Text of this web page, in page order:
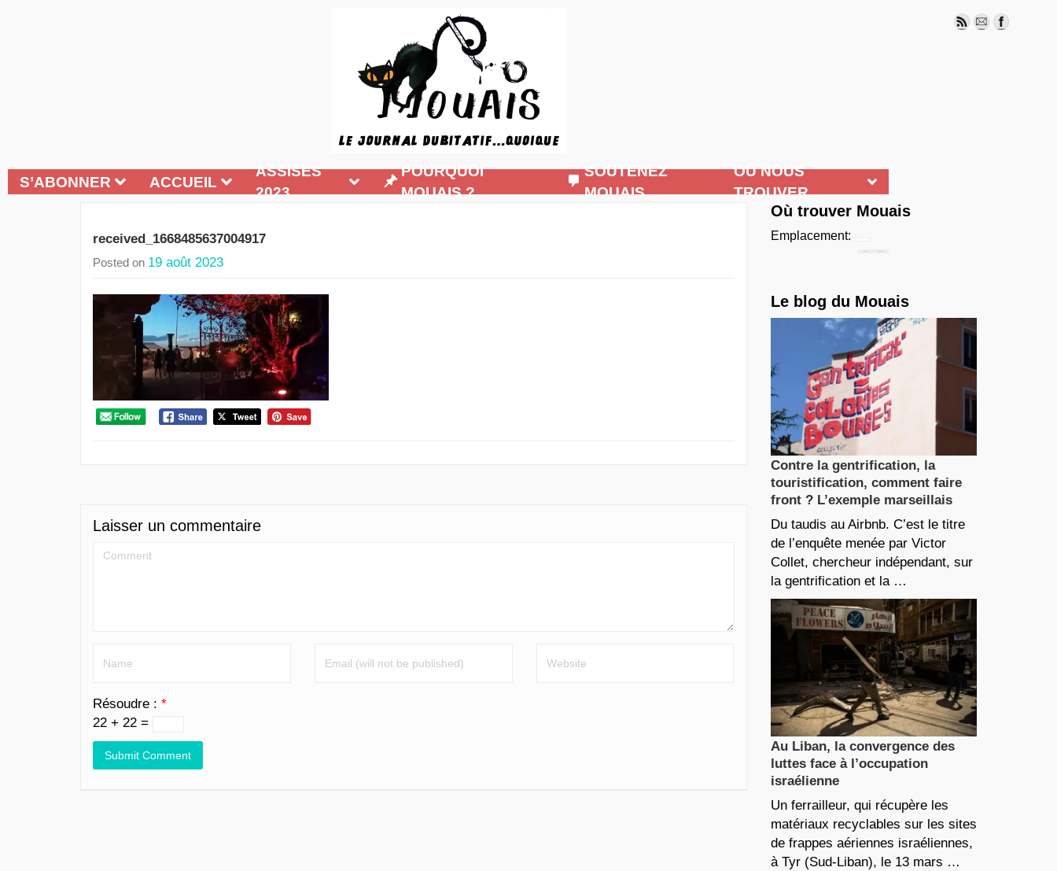
S’ABONNER ACCUEIL
ASSISES
2023
POURQUOI
MOUAIS ?
SOUTENEZ
MOUAIS
OÙ NOUS
TROUVER
received_1668485637004917
Posted on 19 août 2023
Laisser un commentaire
Résoudre : *
22 + 22 =
Où trouver Mouais
Emplacement:
Le blog du Mouais
Contre la gentrification, la
touristification, comment faire
front ? L’exemple marseillais
Du taudis au Airbnb. C’est le titre
de l’enquête menée par Victor
Collet, chercheur indépendant, sur
la gentrification et la …
Au Liban, la convergence des
luttes face à l’occupation
israélienne
Un ferrailleur, qui récupère les
matériaux recyclables sur les sites
de frappes aériennes israéliennes,
à Tyr (Sud-Liban), le 13 mars …